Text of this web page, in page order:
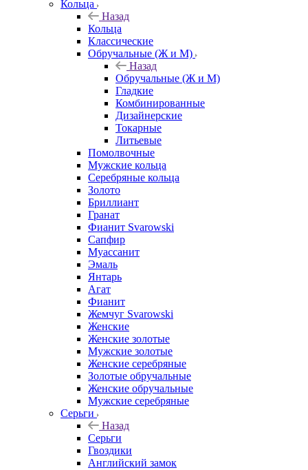
Кольца
Назад
Кольца
Классические
Обручальные (Ж и М)
Назад
Обручальные (Ж и М)
Гладкие
Комбинированные
Дизайнерские
Токарные
Литьевые
Помолвочные
Мужские кольца
Серебряные кольца
Золото
Бриллиант
Гранат
Фианит Svarowski
Сапфир
Муассанит
Эмаль
Янтарь
Агат
Фианит
Жемчуг Svarowski
Женские
Женские золотые
Мужские золотые
Женские серебряные
Золотые обручальные
Женские обручальные
Мужские серебряные
Серьги
Назад
Серьги
Гвоздики
Английский замок